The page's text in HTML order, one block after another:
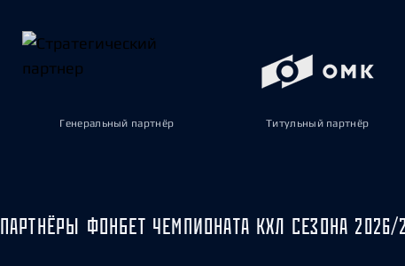
Генеральный партнёр Титульный партнёр
ПАРТНЁРЫ ФОНБЕТ ЧЕМПИОНАТА КХЛ СЕЗОНА 2026/